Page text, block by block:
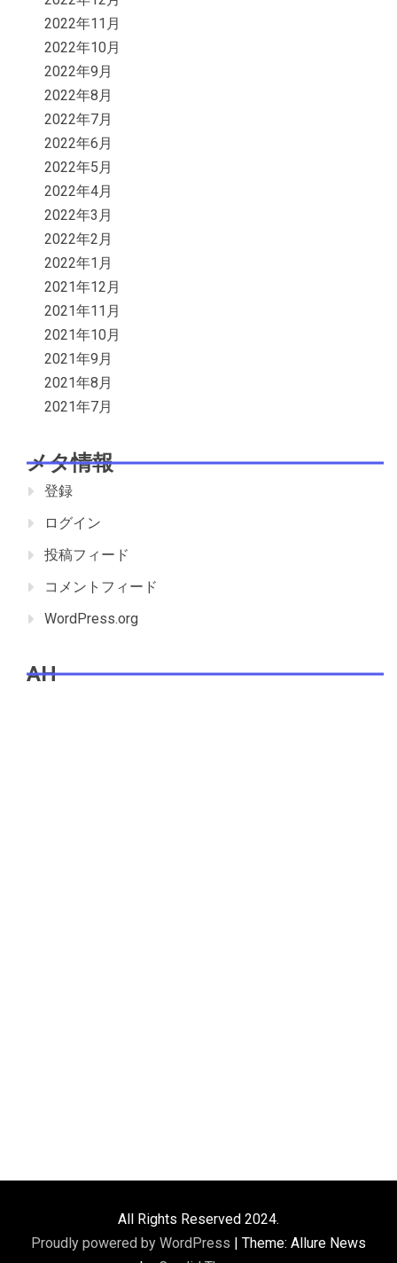
2022年11月
2022年10月
2022年9月
2022年8月
2022年7月
2022年6月
2022年5月
2022年4月
2022年3月
2022年2月
2022年1月
2021年12月
2021年11月
2021年10月
2021年9月
2021年8月
2021年7月
メタ情報
登録
ログイン
投稿フィード
コメントフィード
WordPress.org
AH
All Rights Reserved 2024.
Proudly powered by WordPress
Theme: Allure News